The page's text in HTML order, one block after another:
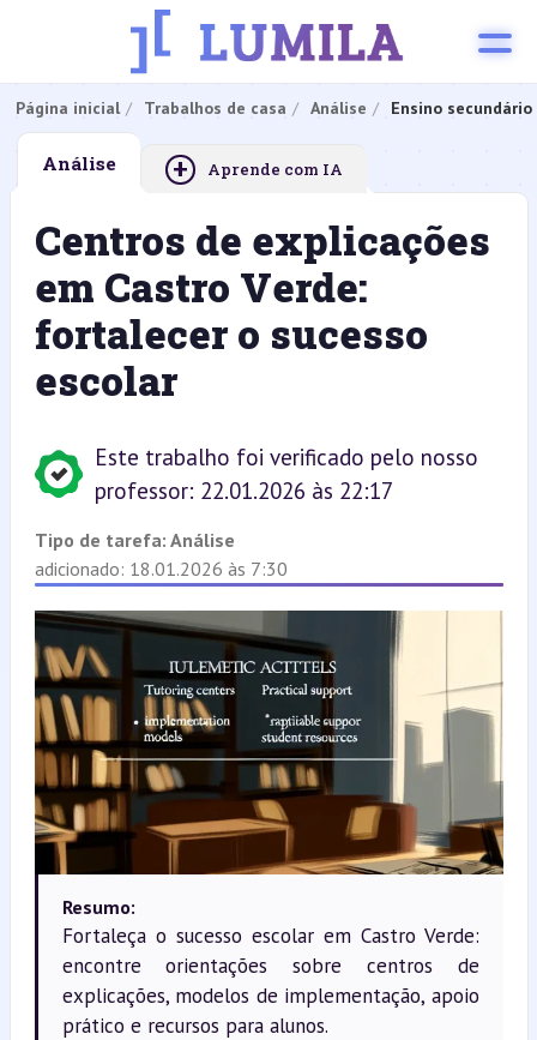
Página inicial Trabalhos de casa Análise Ensino secundário
Análise + Aprende com IA
Centros de explicações
em Castro Verde:
fortalecer o sucesso
escolar
Este trabalho foi verificado pelo nosso
professor: 22.01.2026 às 22:17
Tipo de tarefa: Análise
adicionado: 18.01.2026 às 7:30
Resumo:
Fortaleça o sucesso escolar em Castro Verde:
encontre orientações sobre centros de
explicações, modelos de implementação, apoio
prático e recursos para alunos.